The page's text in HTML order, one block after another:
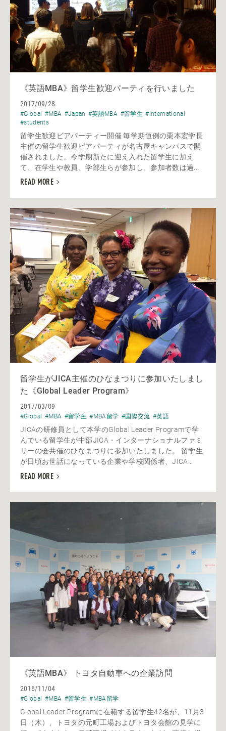
《英語MBA》留学生歓迎パーティを行いました
2017/09/28
#Global #MBA #Japan #英語MBA #留学生 #International
#students
留学生歓迎ビアパーティー開催 毎学期恒例の栗本宏学長
主催の留学生歓迎ビアパーティが名古屋キャンパスで開
催されました。今学期新たに迎え入れた留学生に加え
て、在学生や教員、学部生らが参加し、参加者数は過...
READ MORE
留学生がJICA主催のひなまつりに参加いたしまし
た《Global Leader Program》
2017/03/09
#Global #MBA #留学生 #MBA留学 #国際交流 #英語
JICAの研修員として本学のGlobal Leader Programで学
んでいる留学生が中部JICA・インターナショナルファミ
リーの会共催のひなまつりに参加いたしました。 留学生
が日頃お世話になっている企業や学校関係者、JICA...
READ MORE
《英語MBA》 トヨタ自動車への企業訪問
2016/11/04
#Global #MBA #留学生 #MBA留学
Global Leader Programに在籍する留学生42名が、11月3
日（木）、トヨタの元町工場およびトヨタ会館の見学に